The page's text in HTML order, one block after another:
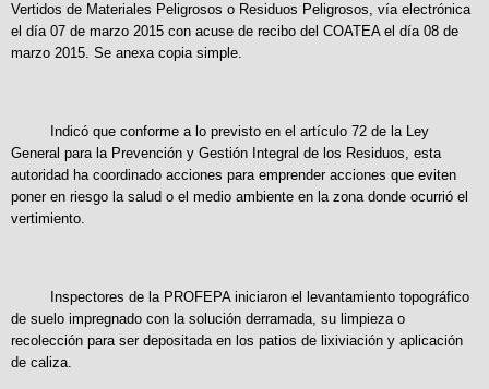
Vertidos de Materiales Peligrosos o Residuos Peligrosos, vía electrónica
el día 07 de marzo 2015 con acuse de recibo del COATEA el día 08 de
marzo 2015. Se anexa copia simple.
Indicó que conforme a lo previsto en el artículo 72 de la Ley
General para la Prevención y Gestión Integral de los Residuos, esta
autoridad ha coordinado acciones para emprender acciones que eviten
poner en riesgo la salud o el medio ambiente en la zona donde ocurrió el
vertimiento.
Inspectores de la PROFEPA iniciaron el levantamiento topográfico
de suelo impregnado con la solución derramada, su limpieza o
recolección para ser depositada en los patios de lixiviación y aplicación
de caliza.